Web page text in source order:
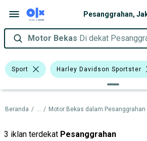
Pesanggrahan,
Motor Bekas Di dekat
Sport Harley Davidson Sportster
Harley Davidson
Harga Merek Dan Model
Tipe Membership
Beranda / ... / Motor Bekas dalam Pesanggrahan
3 iklan terdekat Pesanggrahan